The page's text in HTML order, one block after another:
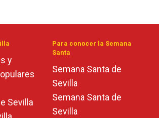
y
Sevilla
Para conocer la Semana
Santa
Semana Santa de
Sevilla
Semana Santa de
Sevilla